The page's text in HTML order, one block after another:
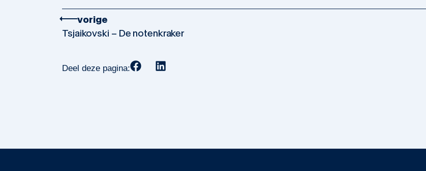
vorige
Tsjaikovski – De notenkraker
Deel deze pagina: